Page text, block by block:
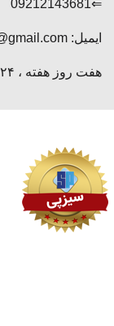
⇐09212143681
ایمیل: panberoo@gmail.com
هفت روز هفته ، ۲۴ ساعته پاسخگوی شما هستیم.